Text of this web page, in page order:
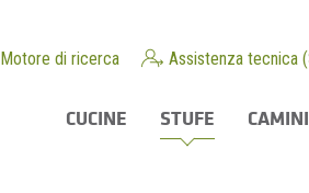
Motore di ricerca Assistenza tecnica
CUCINE STUFE CAMINI